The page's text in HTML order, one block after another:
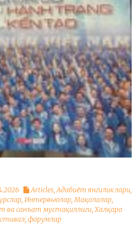
Articles,Адабиёт янгиликлари,
, Интервьюлар,Мақолалар,
ва санъат мустақиллиги,Халқаро
форумлар